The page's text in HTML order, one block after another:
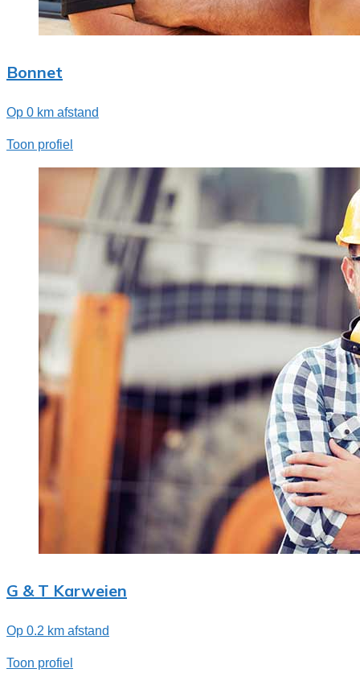
Bonnet
Op 0 km afstand
Toon profiel
G & T Karweien
Op 0.2 km afstand
Toon profiel